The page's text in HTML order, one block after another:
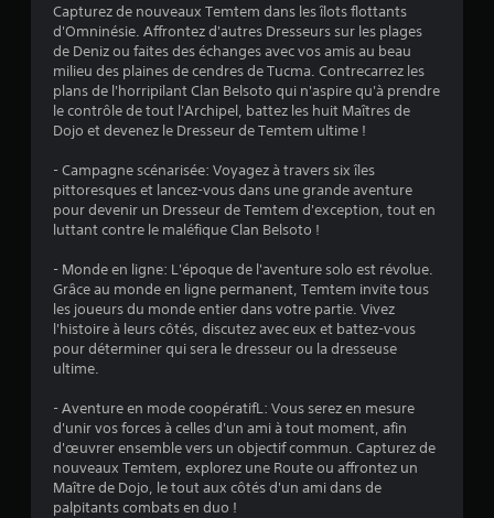
é
t
o
l
s
s
r
5
Capturez de nouveaux Temtem dans les îlots flottants
d'Omninésie. Affrontez d'autres Dresseurs sur les plages
de Deniz ou faites des échanges avec vos amis au beau
milieu des plaines de cendres de Tucma. Contrecarrez les
plans de l'horripilant Clan Belsoto qui n'aspire qu'à prendre
le contrôle de tout l'Archipel, battez les huit Maîtres de
Dojo et devenez le Dresseur de Temtem ultime !
- Campagne scénarisée: Voyagez à travers six îles
pittoresques et lancez-vous dans une grande aventure
pour devenir un Dresseur de Temtem d'exception, tout en
luttant contre le maléfique Clan Belsoto !
- Monde en ligne: L'époque de l'aventure solo est révolue.
Grâce au monde en ligne permanent, Temtem invite tous
les joueurs du monde entier dans votre partie. Vivez
l'histoire à leurs côtés, discutez avec eux et battez-vous
pour déterminer qui sera le dresseur ou la dresseuse
ultime.
- Aventure en mode coopératifL: Vous serez en mesure
d'unir vos forces à celles d'un ami à tout moment, afin
d'œuvrer ensemble vers un objectif commun. Capturez de
nouveaux Temtem, explorez une Route ou affrontez un
Maître de Dojo, le tout aux côtés d'un ami dans de
palpitants combats en duo !